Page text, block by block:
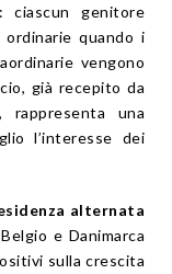
ciascun genitore
quando i
vengono
già recepito da
una
l’interesse dei
alternata
e Danimarca
sulla crescita